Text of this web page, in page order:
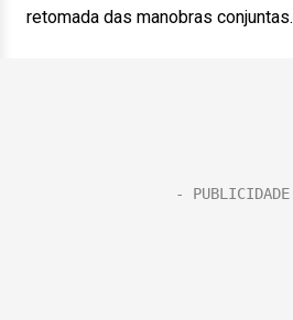
retomada das manobras conjuntas.